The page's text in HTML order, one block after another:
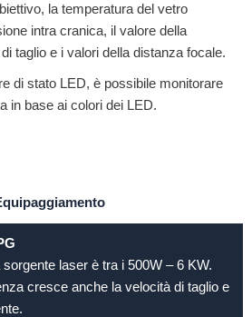
la temperatura del vetro
intra cranica, il valore della
taglio e i valori della distanza focale.
di stato LED, è possibile monitorare
in base ai colori dei LED.
sorgente laser è tra i 500W – 6 KW.
cresce anche la velocità di taglio e